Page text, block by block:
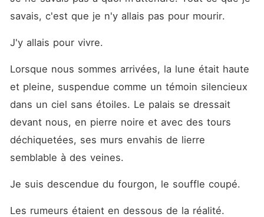
savais, c'est que je n'y allais pas pour mourir.
J'y allais pour vivre.
Lorsque nous sommes arrivées, la lune était haute
et pleine, suspendue comme un témoin silencieux
dans un ciel sans étoiles. Le palais se dressait
devant nous, en pierre noire et avec des tours
déchiquetées, ses murs envahis de lierre
semblable à des veines.
Je suis descendue du fourgon, le souffle coupé.
Les rumeurs étaient en dessous de la réalité.